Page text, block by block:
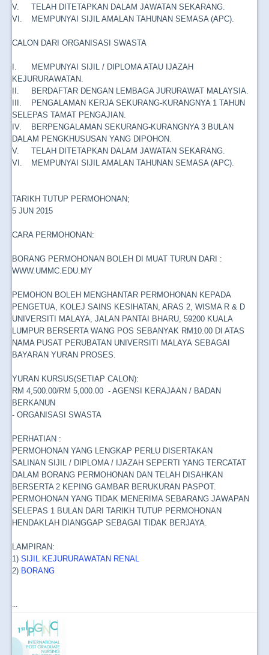
V.
TELAH DITETAPKAN DALAM JAWATAN SEKARANG.
VI.
MEMPUNYAI SIJIL AMALAN TAHUNAN SEMASA (APC).
CALON DARI ORGANISASI SWASTA
I.
MEMPUNYAI SIJIL / DIPLOMA ATAU IJAZAH
KEJURURAWATAN.
II.
BERDAFTAR DENGAN LEMBAGA JURURAWAT MALAYSIA.
III.
PENGALAMAN KERJA SEKURANG-KURANGNYA 1 TAHUN
SELEPAS TAMAT PENGAJIAN.
IV.
BERPENGALAMAN SEKURANG-KURANGNYA 3 BULAN
DALAM PENGKHUSUSAN YANG DIPOHON.
V.
TELAH DITETAPKAN DALAM JAWATAN SEKARANG.
VI.
MEMPUNYAI SIJIL AMALAN TAHUNAN SEMASA (APC).
TARIKH TUTUP PERMOHONAN;
5 JUN 2015
CARA PERMOHONAN:
BORANG PERMOHONAN BOLEH DI MUAT TURUN DARI :
WWW.UMMC.EDU.MY
PEMOHON BOLEH MENGHANTAR PERMOHONAN KEPADA
PENGETUA, KOLEJ SAINS KESIHATAN, ARAS 2, WISMA R & D
UNIVERSITI MALAYA, JALAN PANTAI BHARU, 59200 KUALA
LUMPUR BERSERTA WANG POS SEBANYAK RM10.00 DI ATAS
NAMA PUSAT PERUBATAN UNIVERSITI MALAYA SEBAGAI
BAYARAN YURAN PROSES.
YURAN KURSUS(SETIAP CALON):
RM 4,500.00/RM 5,000.00 - AGENSI KERAJAAN / BADAN
BERKANUN
- ORGANISASI SWASTA
PERHATIAN :
PERMOHONAN YANG LENGKAP PERLU DISERTAKAN
SALINAN SIJIL / DIPLOMA / IJAZAH SEPERTI YANG TERCATAT
DALAM BORANG PERMOHONAN DAN TELAH DISAHKAN
BERSERTA 2 KEPING GAMBAR BERUKURAN PASPOT.
PERMOHONAN YANG TIDAK MENERIMA SEBARANG JAWAPAN
SELEPAS 1 BULAN DARI TARIKH TUTUP PERMOHONAN
HENDAKLAH DIANGGAP SEBAGAI TIDAK BERJAYA.
LAMPIRAN:
1) SIJIL KEJURURAWATAN RENAL
2) BORANG
...